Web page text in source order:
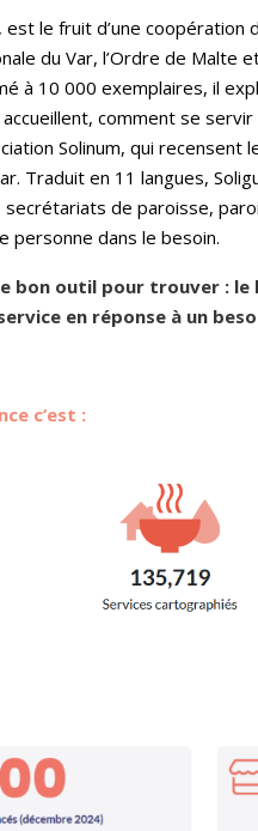
est le fruit d’une coopération
du Var, l’Ordre de Malte
à 10 000 exemplaires, il
comment se servir
Solinum, qui
Traduit en 11 langues,
secrétariats de paroisse,
personne dans le besoin.
bon outil pour trouver : le
en réponse à un
c’est :